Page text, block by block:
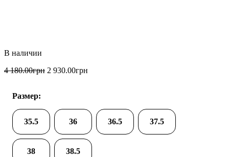
4 180.00грн 2 930.00грн
Размер:
35.5 36 36.5 37.5
38 38.5